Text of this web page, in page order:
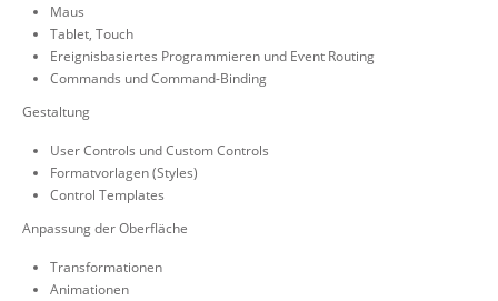
Maus
Tablet, Touch
Ereignisbasiertes Programmieren und Event Routing
Commands und Command-Binding
Gestaltung
User Controls und Custom Controls
Formatvorlagen (Styles)
Control Templates
Anpassung der Oberfläche
Transformationen
Animationen